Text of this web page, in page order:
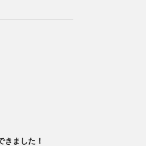
きました！